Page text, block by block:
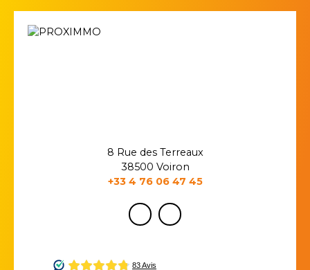
8 Rue des Terreaux
38500 Voiron
+33 4 76 06 47 45